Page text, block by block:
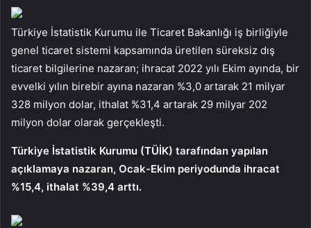
Türkiye İstatistik Kurumu ile Ticaret Bakanlığı iş birliğiyle
genel ticaret sistemi kapsamında üretilen süreksiz dış
ticaret bilgilerine nazaran; ihracat 2022 yılı Ekim ayında, bir
evvelki yılın birebir ayına nazaran %3,0 artarak 21 milyar
328 milyon dolar, ithalat %31,4 artarak 29 milyar 202
milyon dolar olarak gerçekleşti.
Türkiye İstatistik Kurumu (TÜİK) tarafından yapılan
açıklamaya nazaran, Ocak-Ekim periyodunda ihracat
%15,4, ithalat %39,4 arttı.